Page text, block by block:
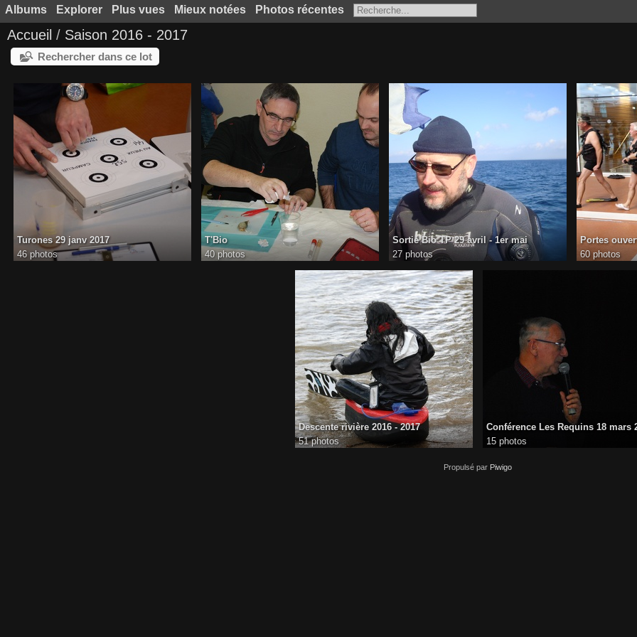
Albums Explorer Plus vues Mieux notées Photos récentes
Accueil / Saison 2016 - 2017
Rechercher dans ce lot
Turones 29 janv 2017
46 photos
T'Bio
40 photos
Sortie Bio TP 29 avril - 1er mai
27 photos
Portes
60 photos
Descente rivière 2016 - 2017
51 photos
Conférence Les Requins 18 mars
15 photos
Propulsé par Piwigo